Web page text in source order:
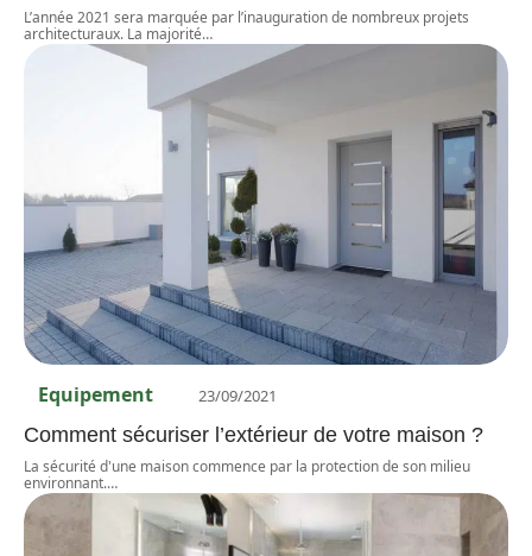
L’année 2021 sera marquée par l’inauguration de nombreux projets
architecturaux. La majorité…
Equipement 23/09/2021
Comment sécuriser l’extérieur de votre maison ?
La sécurité d'une maison commence par la protection de son milieu
environnant.…